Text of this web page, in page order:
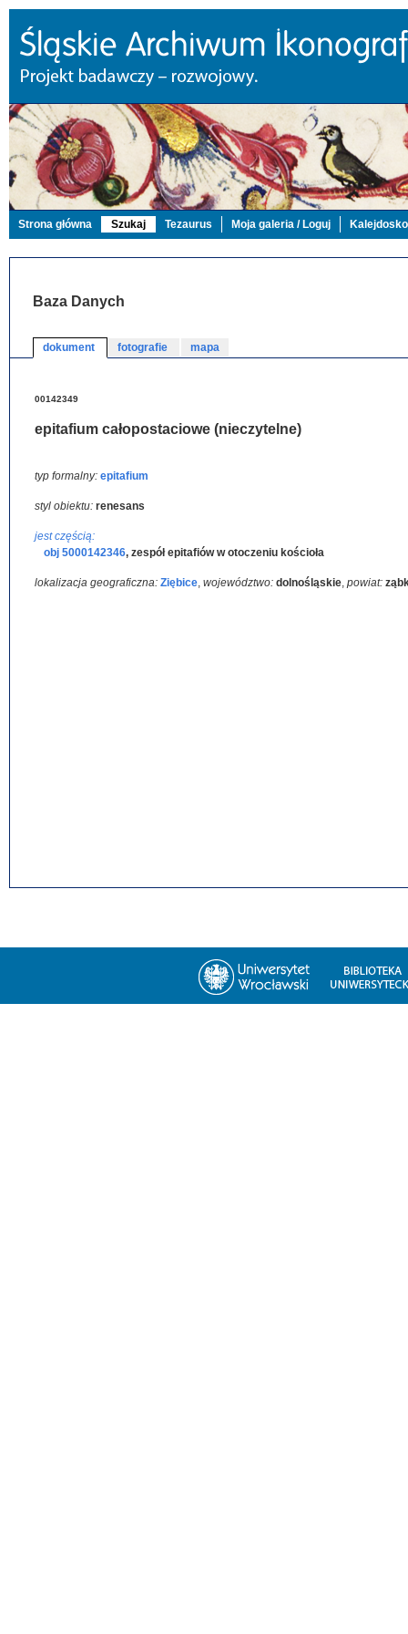
Strona główna Szukaj Tezaurus Moja galeria / Loguj
Baza Danych
dokument fotografie mapa
00142349
epitafium całopostaciowe (nieczytelne)
typ formalny: epitafium
styl obiektu: renesans
jest częścią:
obj 5000142346, zespół epitafiów w otoczeniu kościoła
lokalizacja geograficzna: Ziębice, województwo: dolnośląskie, powiat: